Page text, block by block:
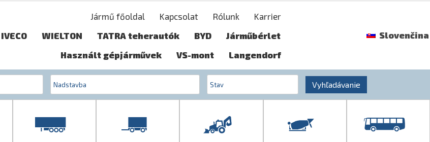
Jármű főoldal Kapcsolat Rólunk
Karrier
IVECO WIELTON TATRA teherautók BYD
Járműbérlet
Használt gépjárművek
VS-mont Langendorf
Slovenčina
Vyhľadávanie